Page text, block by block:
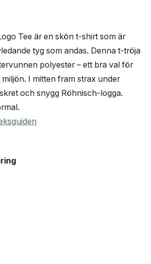
Tee är en skön t-shirt som är
tyg som andas. Denna t-tröja
polyester – ett bra val för
I mitten fram strax under
och snygg Röhnisch-logga.